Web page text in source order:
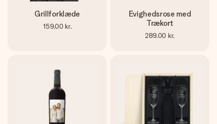
Grillforklæde
159,00 kr.
Evighedsrose med
Trækort
289,00 kr.